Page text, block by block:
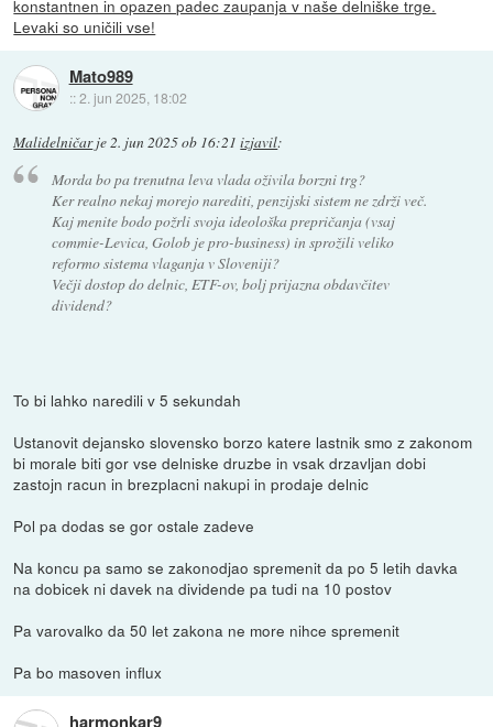
konstantnen in opazen padec zaupanja v naše delniške trge.
Levaki so uničili vse!
Mato989
::2. jun 2025, 18:02
Malidelničarje2. jun 2025 ob 16:21 izjavil:
Morda bo pa trenutna leva vlada oživila borzni trg?
Ker realno nekaj morejo narediti, penzijski sistem ne zdrži več.
Kaj menite bodo požrli svoja ideološka prepričanja (vsaj
commie-Levica, Golob je pro-business) in sprožili veliko
reformo sistema vlaganja v Sloveniji?
Večji dostop do delnic, ETF-ov, bolj prijazna obdavčitev
dividend?
To bi lahko naredili v 5 sekundah
Ustanovit dejansko slovensko borzo katere lastnik smo z zakonom
bi morale biti gor vse delniske druzbe in vsak drzavljan dobi
zastojn racun in brezplacni nakupi in prodaje delnic
Pol pa dodas se gor ostale zadeve
Na koncu pa samo se zakonodjao spremenit da po 5 letih davka
na dobicek ni davek na dividende pa tudi na 10 postov
Pa varovalko da 50 let zakona ne more nihce spremenit
Pa bo masoven influx
harmonkar9